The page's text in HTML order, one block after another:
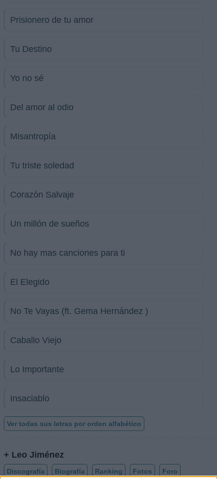
Prisionero de tu amor
Tu Destino
Yo no sé
Del amor al odio
Misantropía
Tu triste soledad
Corazón Salvaje
Un millón de sueños
No hay mas canciones para ti
El Elegido
No Te Vayas (ft. Gema Hernández )
Caballo Viejo
Lo Importante
Insaciablo
Ver todas sus letras por orden alfabético
+ Leo Jiménez
Discografía Biografía Ranking Fotos Foro